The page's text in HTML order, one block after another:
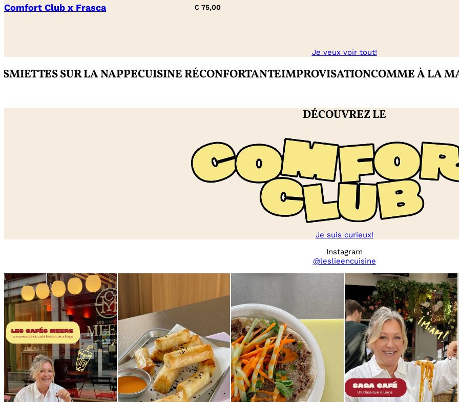
Comfort Club x Frasca €75,00
Je veux voir tout!
SUR LA NAPPECUISINE RÉCONFORTANTEIMPROVISATIONCOMME À LA
DÉCOUVREZ LE
Je suis curieux!
Instagram
@leslieencuisine